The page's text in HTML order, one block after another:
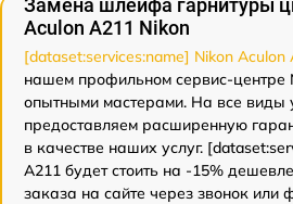
Замена шлейфа гарнитуры
Aculon A211 Nikon
[dataset:services:name] Nikon Aculon
нашем профильном сервис-центре
опытными мастерами. На все виды
предоставляем расширенную
в качестве наших услуг.
A211 будет стоить на -15%
заказа на сайте через звонок или